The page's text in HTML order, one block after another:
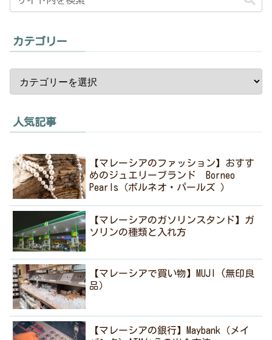
カテゴリー
人気記事
【マレーシアのファッション】おすす
めのジュエリーブランド Borneo
Pearls（ボルネオ・パールズ ）
【マレーシアのガソリンスタンド】ガ
ソリンの種類と入れ方
【マレーシアで買い物】MUJI (無印良
品）
【マレーシアの銀行】Maybank（メイ